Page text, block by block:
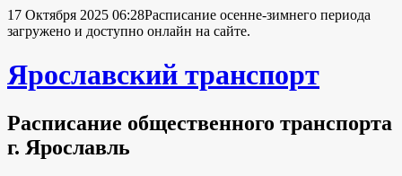
17 Октября 2025 06:28Расписание осенне-зимнего периода
загружено и доступно онлайн на сайте.
Ярославский транспорт
Расписание общественного транспорта
г. Ярославль